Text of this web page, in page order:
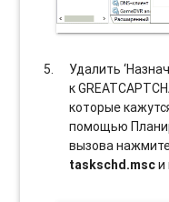
Удалить
к
которые
помощью
вызова
taskschd.mscи